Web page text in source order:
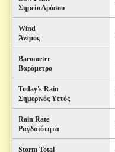
Σημείο Δρόσου
Wind
Άνεμος
Barometer
Βαρόμετρο
Today's Rain
Σημερινός Υετός
Rain Rate
Ραγδαιότητα
Storm Total